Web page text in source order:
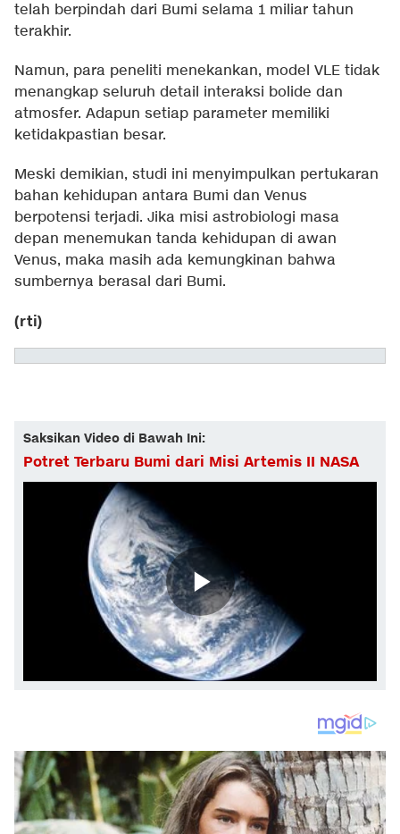
telah berpindah dari Bumi selama 1 miliar tahun
terakhir.
Namun, para peneliti menekankan, model VLE tidak
menangkap seluruh detail interaksi bolide dan
atmosfer. Adapun setiap parameter memiliki
ketidakpastian besar.
Meski demikian, studi ini menyimpulkan pertukaran
bahan kehidupan antara Bumi dan Venus
berpotensi terjadi. Jika misi astrobiologi masa
depan menemukan tanda kehidupan di awan
Venus, maka masih ada kemungkinan bahwa
sumbernya berasal dari Bumi.
(rti)
Saksikan Video di Bawah Ini:
Potret Terbaru Bumi dari Misi Artemis II NASA